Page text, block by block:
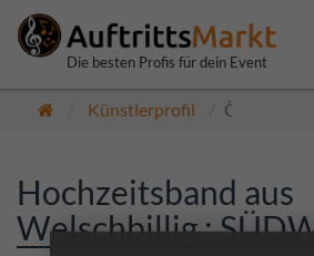
Die besten Profis für dein Event
Künstlerprofil Öffentlich
Hochzeitsband aus
Welschbillig :